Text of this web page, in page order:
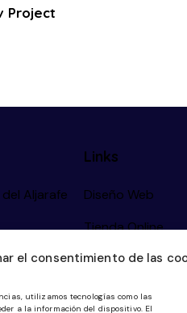
el consentimiento de las
utilizamos tecnologías como las
a la información del dispositivo. El
Project
Aljarafe
Links
Diseño Web
Tienda Online
Community
Planes